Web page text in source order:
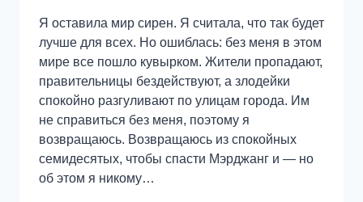
Я оставила мир сирен. Я считала, что так будет
лучше для всех. Но ошиблась: без меня в этом
мире все пошло кувырком. Жители пропадают,
правительницы бездействуют, а злодейки
спокойно разгуливают по улицам города. Им
не справиться без меня, поэтому я
возвращаюсь. Возвращаюсь из спокойных
семидесятых, чтобы спасти Мэрджанг и — но
об этом я никому…